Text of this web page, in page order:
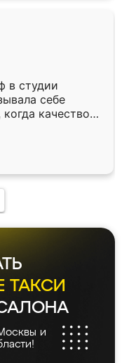
в студии
себе
качеством
уже почти
ТАКСИ
и